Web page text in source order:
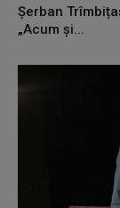
Șerban
„Acum și...